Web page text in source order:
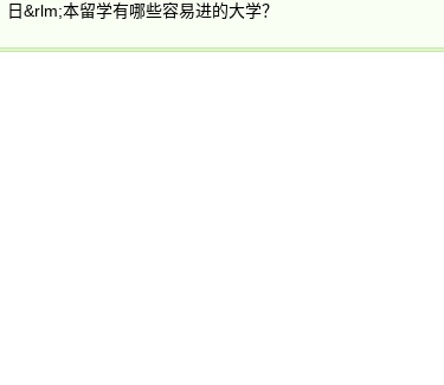
日&rlm;本留学有哪些容易进的大学？